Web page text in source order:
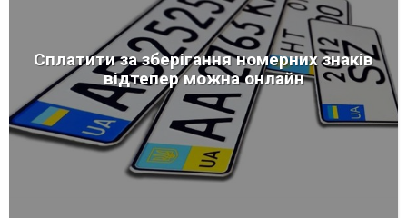
Сплатити за зберігання номерних знаків
відтепер можна онлайн